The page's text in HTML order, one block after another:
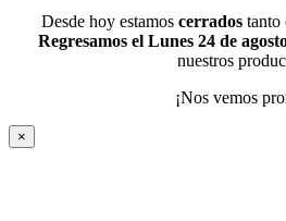
Desde hoy estamos cerradostanto
Regresamos el Lunes 24 de
nuestros
¡Nos vemos
×